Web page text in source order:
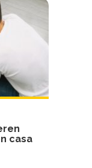
casa